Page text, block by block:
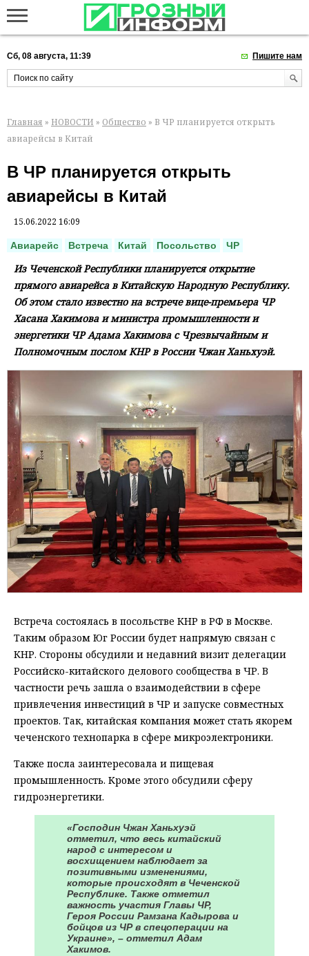
Сб, 08 августа, 11:39 Пишите нам
Главная » НОВОСТИ » Общество » В ЧР планируется открыть
авиарейсы в Китай
В ЧР планируется открыть
авиарейсы в Китай
15.06.2022 16:09
Авиарейс Встреча Китай Посольство ЧР
Из Чеченской Республики планируется открытие
прямого авиарейса в Китайскую Народную Республику.
Об этом стало известно на встрече вице-премьера ЧР
Хасана Хакимова и министра промышленности и
энергетики ЧР Адама Хакимова с Чрезвычайным и
Полномочным послом КНР в России Чжан Ханьхуэй.
Встреча состоялась в посольстве КНР в РФ в Москве.
Таким образом Юг России будет напрямую связан с
КНР. Стороны обсудили и недавний визит делегации
Российско-китайского делового сообщества в ЧР. В
частности речь зашла о взаимодействии в сфере
привлечения инвестиций в ЧР и запуске совместных
проектов. Так, китайская компания может стать якорем
чеченского технопарка в сфере микроэлектроники.
Также посла заинтересовала и пищевая
промышленность. Кроме этого обсудили сферу
гидроэнергетики.
«Господин Чжан Ханьхуэй
отметил, что весь китайский
народ с интересом и
восхищением наблюдает за
позитивными изменениями,
которые происходят в Чеченской
Республике. Также отметил
важность участия Главы ЧР,
Героя России Рамзана Кадырова и
бойцов из ЧР в спецоперации на
Украине», – отметил Адам
Хакимов.